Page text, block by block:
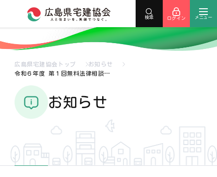
検索 ログイン メニュー
広島県宅建協会トップ
お知らせ
令和６年度 第１回無料法律相談…
お知らせ